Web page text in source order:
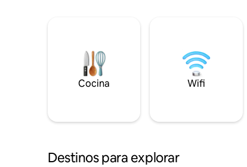
Cocina Wifi
Destinos para explorar